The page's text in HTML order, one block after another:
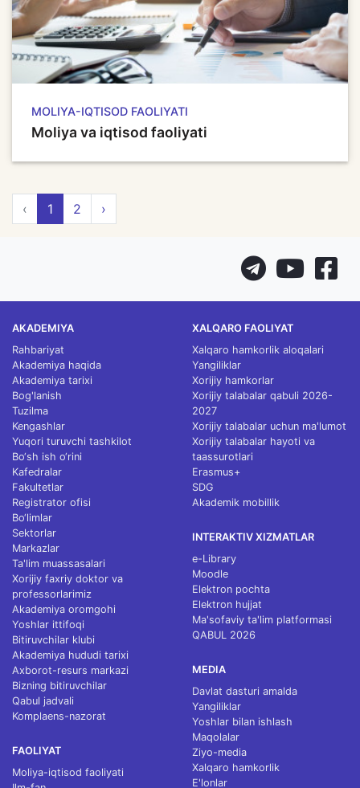
MOLIYA-IQTISOD FAOLIYATI
Moliya va iqtisod faoliyati
‹ 1 2 ›
AKADEMIYA
Rahbariyat
Akademiya haqida
Akademiya tarixi
Bog'lanish
Tuzilma
Kengashlar
Yuqori turuvchi tashkilot
Bo‘sh ish o‘rini
Kafedralar
Fakultetlar
Registrator ofisi
Bo‘limlar
Sektorlar
Markazlar
Ta'lim muassasalari
Xorijiy faxriy doktor va
professorlarimiz
Akademiya oromgohi
Yoshlar ittifoqi
Bitiruvchilar klubi
Akademiya hududi tarixi
Axborot-resurs markazi
Bizning bitiruvchilar
Qabul jadvali
Komplaens-nazorat
FAOLIYAT
Moliya-iqtisod faoliyati
XALQARO FAOLIYAT
Xalqaro hamkorlik aloqalari
Yangiliklar
Xorijiy hamkorlar
Xorijiy talabalar qabuli 2026-
2027
Xorijiy talabalar uchun ma'lumot
Xorijiy talabalar hayoti va
taassurotlari
Erasmus+
SDG
Akademik mobillik
INTERAKTIV XIZMATLAR
e-Library
Moodle
Elektron pochta
Elektron hujjat
Ma'sofaviy ta'lim platformasi
QABUL 2026
MEDIA
Davlat dasturi amalda
Yangiliklar
Yoshlar bilan ishlash
Maqolalar
Ziyo-media
Xalqaro hamkorlik
E'lonlar